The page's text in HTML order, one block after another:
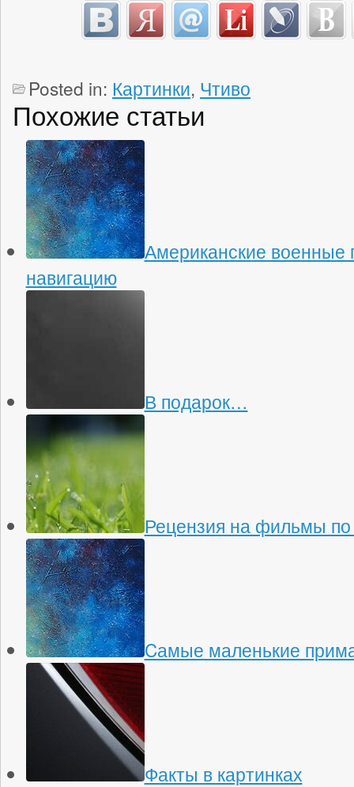
Posted in: Картинки, Чтиво
Похожие статьи
Американские военные
навигацию
В подарок…
Рецензия на фильмы по
Cамые маленькие
Факты в картинках